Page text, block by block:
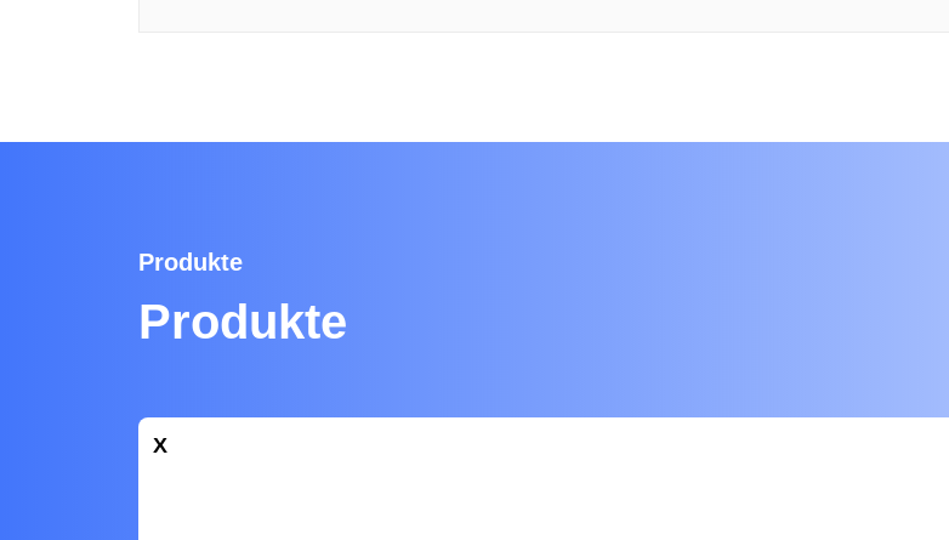
Produkte
Produkte
X